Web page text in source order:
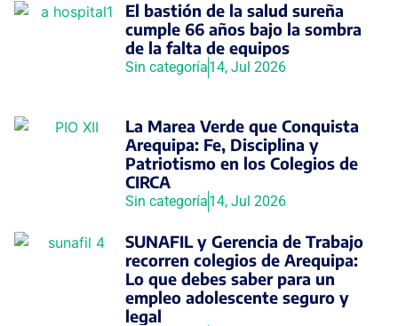
El bastión de la salud sureña
cumple 66 años bajo la sombra
de la falta de equipos
Sin categoría14, Jul 2026
La Marea Verde que Conquista
Arequipa: Fe, Disciplina y
Patriotismo en los Colegios de
CIRCA
Sin categoría14, Jul 2026
SUNAFIL y Gerencia de Trabajo
recorren colegios de Arequipa:
Lo que debes saber para un
empleo adolescente seguro y
legal